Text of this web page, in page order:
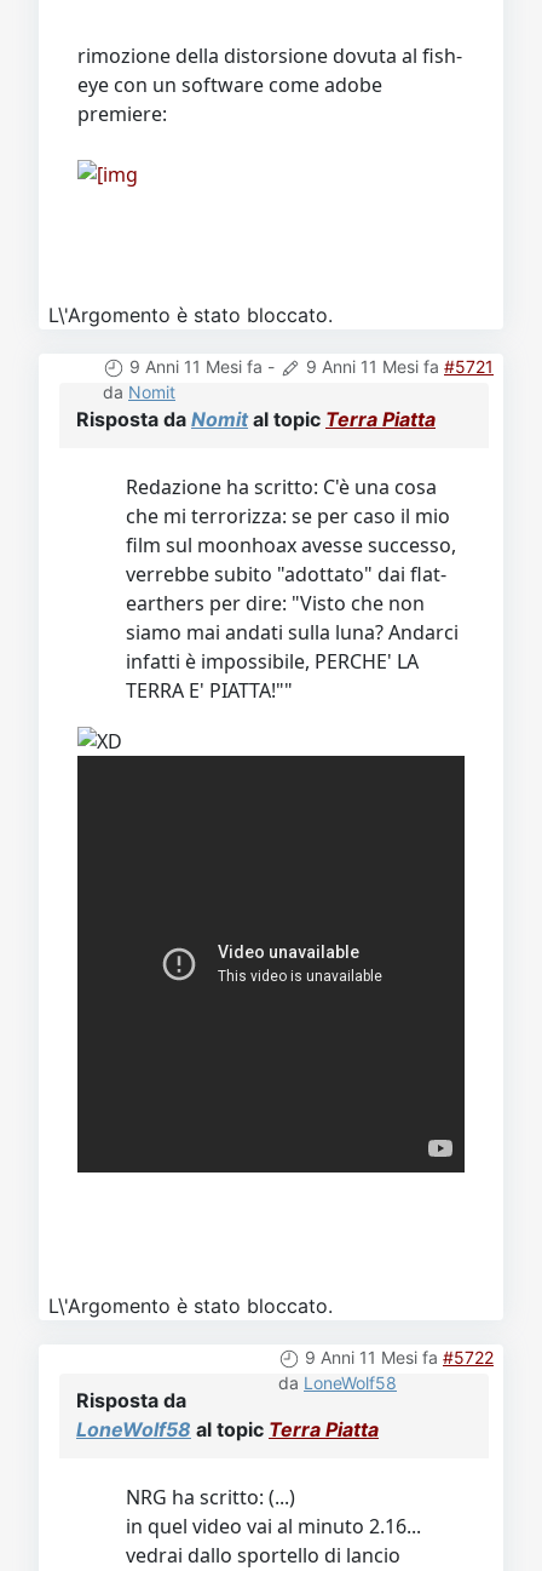
rimozione della distorsione dovuta al fish-
eye con un software come adobe
premiere:
L\'Argomento è stato bloccato.
9 Anni 11 Mesi fa - 9 Anni 11 Mesi fa #5721
da Nomit
Risposta da Nomital topic Terra Piatta
Redazione ha scritto: C'è una cosa
che mi terrorizza: se per caso il mio
film sul moonhoax avesse successo,
verrebbe subito "adottato" dai flat-
earthers per dire: "Visto che non
siamo mai andati sulla luna? Andarci
infatti è impossibile, PERCHE' LA
TERRA E' PIATTA!""
L\'Argomento è stato bloccato.
9 Anni 11 Mesi fa #5722
da LoneWolf58
Risposta da
LoneWolf58 al topic Terra Piatta
NRG ha scritto: (...)
in quel video vai al minuto 2.16...
vedrai dallo sportello di lancio